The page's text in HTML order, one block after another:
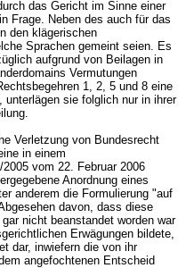
das Gericht im Sinne einer
Frage. Neben des auch für das
den klägerischen
Sprachen gemeint seien. Es
aufgrund von Beilagen in
Vermutungen
1, 2, 5 und 8 eine
unterlägen sie folglich nur in ihrer
Verletzung von Bundesrecht
in einem
vom 22. Februar 2006
Anordnung eines
anderem die Formulierung "auf
davon, dass diese
nicht beanstandet worden war
Erwägungen bildete,
dar, inwiefern die von ihr
angefochtenen Entscheid